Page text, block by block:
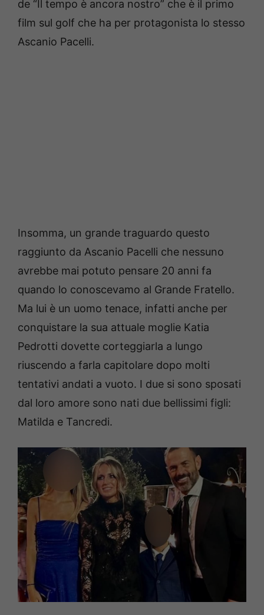
de “Il tempo è ancora nostro” che è il primo
film sul golf che ha per protagonista lo stesso
Ascanio Pacelli.
Insomma, un grande traguardo questo
raggiunto da Ascanio Pacelli che nessuno
avrebbe mai potuto pensare 20 anni fa
quando lo conoscevamo al Grande Fratello.
Ma lui è un uomo tenace, infatti anche per
conquistare la sua attuale moglie Katia
Pedrotti dovette corteggiarla a lungo
riuscendo a farla capitolare dopo molti
tentativi andati a vuoto. I due si sono sposati
dal loro amore sono nati due bellissimi figli:
Matilda e Tancredi.